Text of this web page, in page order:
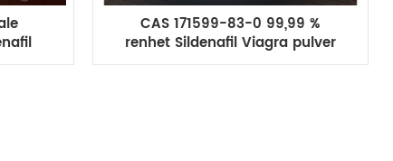
CAS 171599-83-0 99,99 %
renhet Sildenafil Viagra pulver
Mannlig forsterkning